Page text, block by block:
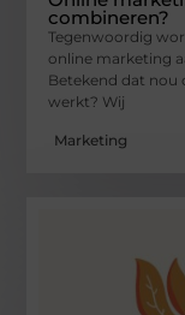
combineren?
Tegenwoordig
online marketing
Betekend dat nou
werkt? Wij
Marketing